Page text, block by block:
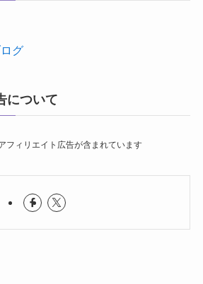
グ
について
フィリエイト広告が含まれています